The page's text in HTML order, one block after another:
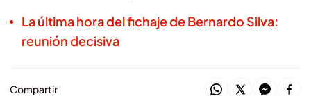
La última hora del fichaje de Bernardo Silva:
reunión decisiva
Compartir